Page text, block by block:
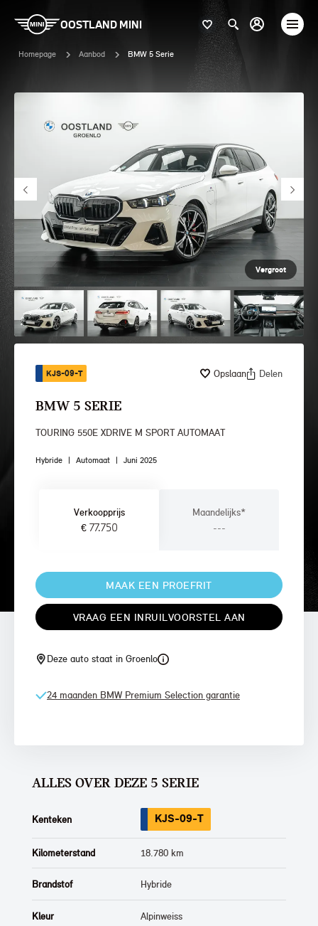
OOSTLAND MINI
Homepage Aanbod BMW 5 Serie
Vergroot
KJS-09-T Opslaan Delen
BMW 5 SERIE
TOURING 550E XDRIVE M SPORT AUTOMAAT
Hybride | Automaat | Juni 2025
Verkoopprijs
€ 77.750
Maandelijks*
---
MAAK EEN PROEFRIT
VRAAG EEN INRUILVOORSTEL AAN
Deze auto staat in Groenlo
24 maanden BMW Premium Selection garantie
ALLES OVER DEZE 5 SERIE
Kenteken KJS-09-T
Kilometerstand 18.780 km
Brandstof Hybride
Kleur Alpinweiss